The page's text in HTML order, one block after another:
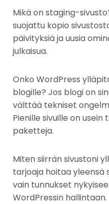
Mikä on staging-
suojattu kopio
päivityksiä ja uusia
julkaisua.
Onko WordPress
blogille? Jos blogi on
välttää tekniset
Pienille sivuille on
paketteja.
Miten siirrän sivustoni
tarjoaja hoitaa yleensä
vain tunnukset
WordPressin hallintaan.